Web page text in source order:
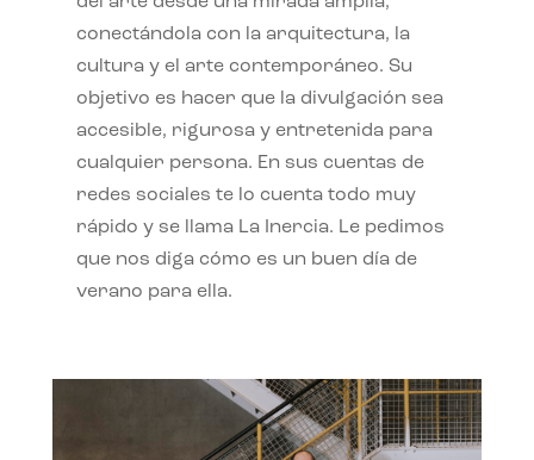
conectándola con la arquitectura, la
cultura y el arte contemporáneo. Su
objetivo es hacer que la divulgación sea
accesible, rigurosa y entretenida para
cualquier persona. En sus cuentas de
redes sociales te lo cuenta todo muy
rápido y se llama La Inercia. Le pedimos
que nos diga cómo es un buen día de
verano para ella.